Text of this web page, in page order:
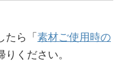
たら「 素材ご使用時の
ください。